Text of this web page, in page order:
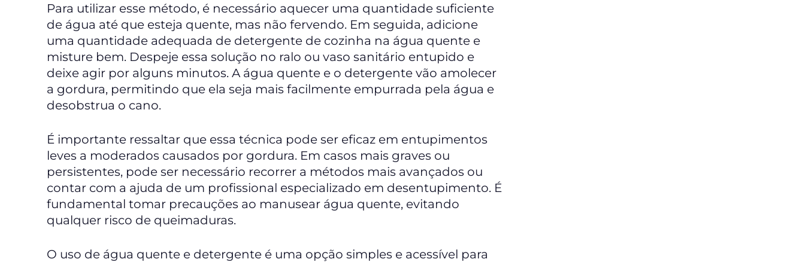
Para utilizar esse método, é necessário aquecer uma quantidade suficiente
de água até que esteja quente, mas não fervendo. Em seguida, adicione
uma quantidade adequada de detergente de cozinha na água quente e
misture bem. Despeje essa solução no ralo ou vaso sanitário entupido e
deixe agir por alguns minutos. A água quente e o detergente vão amolecer
a gordura, permitindo que ela seja mais facilmente empurrada pela água e
desobstrua o cano.
É importante ressaltar que essa técnica pode ser eficaz em entupimentos
leves a moderados causados por gordura. Em casos mais graves ou
persistentes, pode ser necessário recorrer a métodos mais avançados ou
contar com a ajuda de um profissional especializado em desentupimento. É
fundamental tomar precauções ao manusear água quente, evitando
qualquer risco de queimaduras.
O uso de água quente e detergente é uma opção simples e acessível para